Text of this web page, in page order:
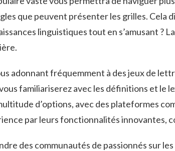
que peuvent présenter les grilles. Cela
linguistiques tout en s’amusant ?
adonnant fréquemment à des jeux de
familiariserez avec les définitions et le
d’options, avec des plateformes
par leurs fonctionnalités innovantes,
des communautés de passionnés sur